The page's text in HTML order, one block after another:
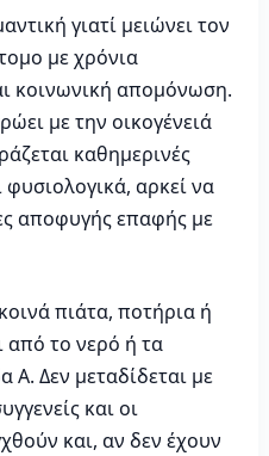
γιατί μειώνει τον
με χρόνια
κοινωνική απομόνωση.
με την οικογένειά
καθημερινές
φυσιολογικά, αρκεί να
αποφυγής επαφής με
πιάτα, ποτήρια ή
από το νερό ή τα
Α. Δεν μεταδίδεται με
και οι
και, αν δεν έχουν